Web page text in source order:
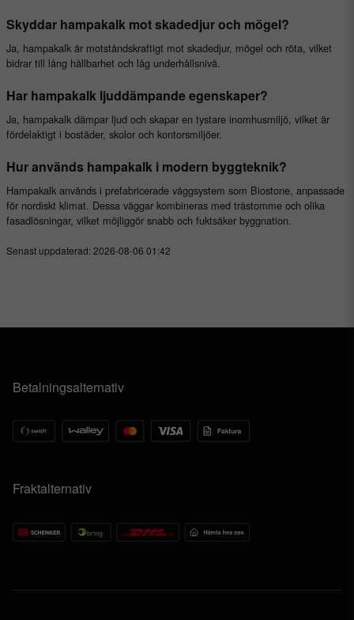
Skyddar hampakalk mot skadedjur och mögel?
Ja, hampakalk är motståndskraftigt mot skadedjur, mögel och röta, vilket
bidrar till lång hållbarhet och låg underhållsnivå.
Har hampakalk ljuddämpande egenskaper?
Ja, hampakalk dämpar ljud och skapar en tystare inomhusmiljö, vilket är
fördelaktigt i bostäder, skolor och kontorsmiljöer.
Hur används hampakalk i modern byggteknik?
Hampakalk används i prefabricerade väggsystem som Biostone, anpassade
för nordiskt klimat. Dessa väggar kombineras med trästomme och olika
fasadlösningar, vilket möjliggör snabb och fuktsäker byggnation.
Senast uppdaterad: 2026-08-06 01:42
Betalningsalternativ
Fraktalternativ